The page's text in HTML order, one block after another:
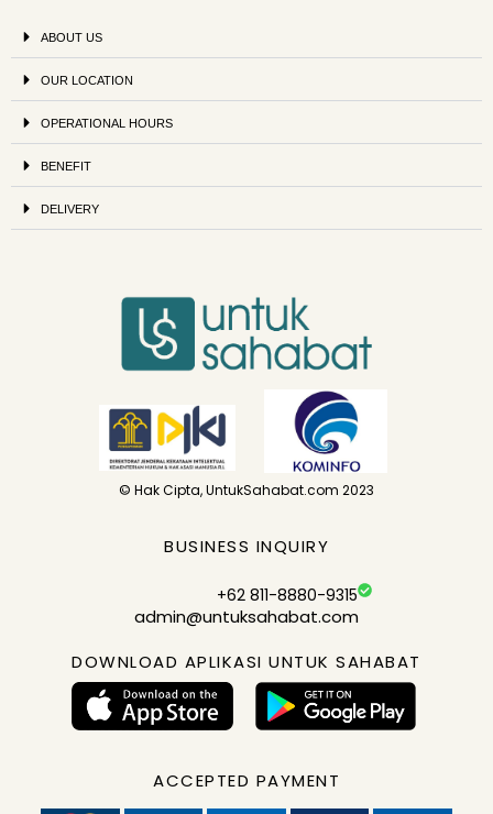
ABOUT US
OUR LOCATION
OPERATIONAL HOURS
BENEFIT
DELIVERY
© Hak Cipta, UntukSahabat.com 2023
BUSINESS INQUIRY
+62 811-8880-9315
admin@untuksahabat.com
DOWNLOAD APLIKASI UNTUK SAHABAT
ACCEPTED PAYMENT